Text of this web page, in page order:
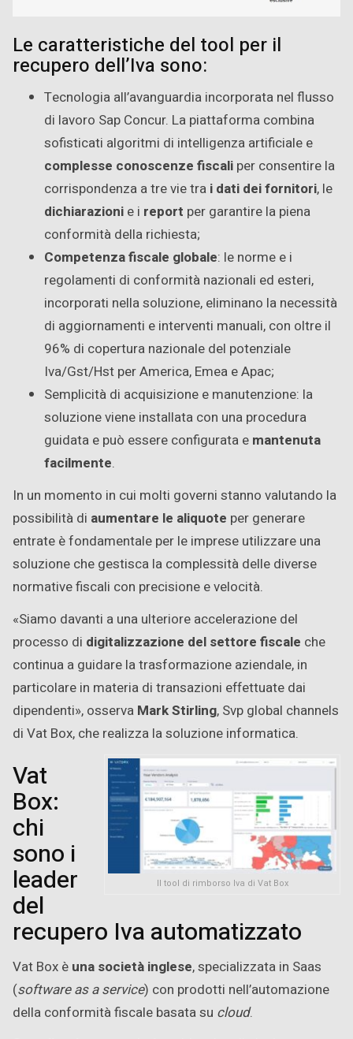
Le caratteristiche del tool per il
recupero dell’Iva sono:
Tecnologia all’avanguardia incorporata nel flusso
di lavoro Sap Concur. La piattaforma combina
sofisticati algoritmi di intelligenza artificiale e
complesse conoscenze fiscali per consentire la
corrispondenza a tre vie tra i dati dei fornitori, le
dichiarazioni e i report per garantire la piena
conformità della richiesta;
Competenza fiscale globale: le norme e i
regolamenti di conformità nazionali ed esteri,
incorporati nella soluzione, eliminano la necessità
di aggiornamenti e interventi manuali, con oltre il
96% di copertura nazionale del potenziale
Iva/Gst/Hst per America, Emea e Apac;
Semplicità di acquisizione e manutenzione: la
soluzione viene installata con una procedura
guidata e può essere configurata e mantenuta
facilmente.
In un momento in cui molti governi stanno valutando la
possibilità di aumentare le aliquote per generare
entrate è fondamentale per le imprese utilizzare una
soluzione che gestisca la complessità delle diverse
normative fiscali con precisione e velocità.
«Siamo davanti a una ulteriore accelerazione del
processo di digitalizzazione del settore fiscale che
continua a guidare la trasformazione aziendale, in
particolare in materia di transazioni effettuate dai
dipendenti», osserva Mark Stirling, Svp global channels
di Vat Box, che realizza la soluzione informatica.
Il tool di rimborso Iva di Vat Box
Vat
Box:
chi
sono i
leader
del
recupero Iva automatizzato
Vat Box è una società inglese, specializzata in Saas
(software as a service) con prodotti nell’automazione
della conformità fiscale basata su cloud.